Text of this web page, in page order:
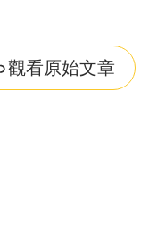
觀看原始文章